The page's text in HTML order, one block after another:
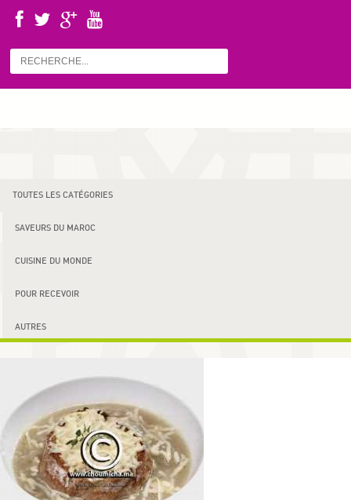
TOUTES LES CATÉGORIES
SAVEURS DU MAROC
CUISINE DU MONDE
POUR RECEVOIR
AUTRES